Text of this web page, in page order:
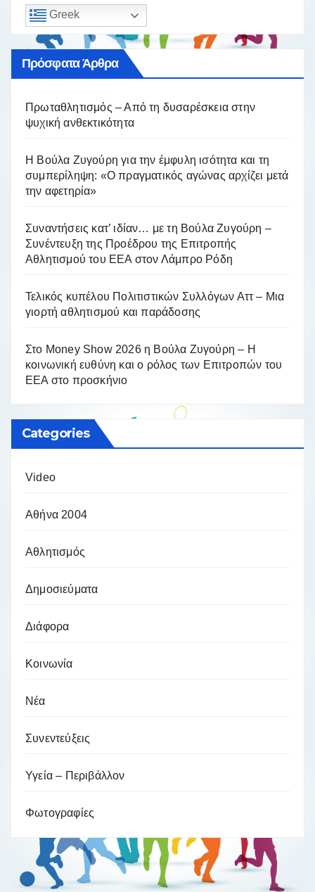
Greek
Πρόσφατα Άρθρα
Πρωταθλητισμός – Από τη δυσαρέσκεια στην
ψυχική ανθεκτικότητα
Η Βούλα Ζυγούρη για την έμφυλη ισότητα και τη
συμπερίληψη: «Ο πραγματικός αγώνας αρχίζει μετά
την αφετηρία»
Συναντήσεις κατ’ ιδίαν… με τη Βούλα Ζυγούρη –
Συνέντευξη της Προέδρου της Επιτροπής
Αθλητισμού του ΕΕΑ στον Λάμπρο Ρόδη
Τελικός κυπέλου Πολιτιστικών Συλλόγων Αττ – Μια
γιορτή αθλητισμού και παράδοσης
Στο Money Show 2026 η Βούλα Ζυγούρη – Η
κοινωνική ευθύνη και ο ρόλος των Επιτροπών του
ΕΕΑ στο προσκήνιο
Categories
Video
Αθήνα 2004
Αθλητισμός
Δημοσιεύματα
Διάφορα
Κοινωνία
Νέα
Συνεντεύξεις
Υγεία – Περιβάλλον
Φωτογραφίες